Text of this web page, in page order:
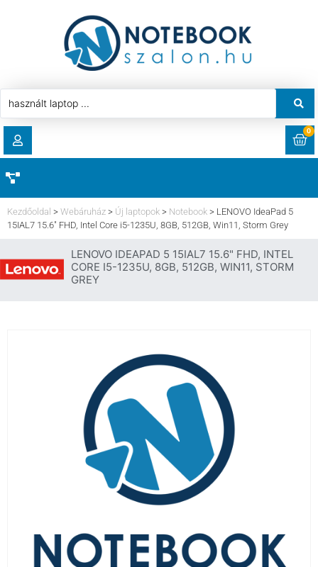
LETÖLTÉSEK
CÍMEK
0
HASZNÁLT LAPTOP
AKCIÓ
KOMPONENS
LAPTOP SZERVIZ
Kezdőoldal > Webáruház > Új laptopok > Notebook > LENOVO IdeaPad 5
15IAL7 15.6″ FHD, Intel Core i5-1235U, 8GB, 512GB, Win11, Storm Grey
LENOVO IDEAPAD 5 15IAL7 15.6" FHD, INTEL
CORE I5-1235U, 8GB, 512GB, WIN11, STORM
GREY